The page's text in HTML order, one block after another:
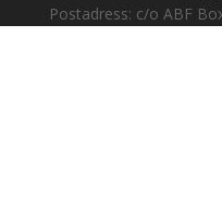
Postadress: c/o ABF